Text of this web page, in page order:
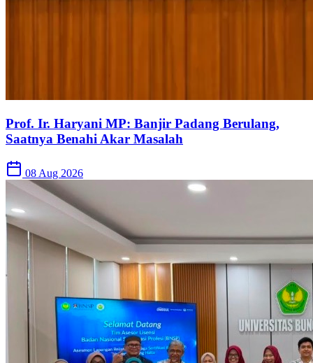
Prof. Ir. Haryani MP: Banjir Padang Berulang,
Saatnya Benahi Akar Masalah
08 Aug 2026